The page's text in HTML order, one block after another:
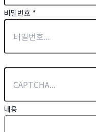
비밀번호 *
내용